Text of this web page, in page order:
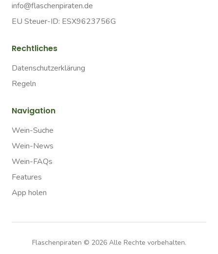
info@flaschenpiraten.de
EU Steuer-ID: ESX9623756G
Rechtliches
Datenschutzerklärung
Regeln
Navigation
Wein-Suche
Wein-News
Wein-FAQs
Features
App holen
Flaschenpiraten © 2026Alle Rechte vorbehalten.